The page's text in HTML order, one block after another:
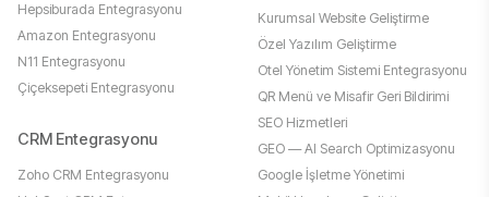
Hepsiburada Entegrasyonu
Amazon Entegrasyonu
N11 Entegrasyonu
Çiçeksepeti Entegrasyonu
CRM Entegrasyonu
Zoho CRM Entegrasyonu
Kurumsal Website Geliştirme
Özel Yazılım Geliştirme
Otel Yönetim Sistemi Entegrasyonu
QR Menü ve Misafir Geri Bildirimi
SEO Hizmetleri
GEO — AI Search Optimizasyonu
Google İşletme Yönetimi